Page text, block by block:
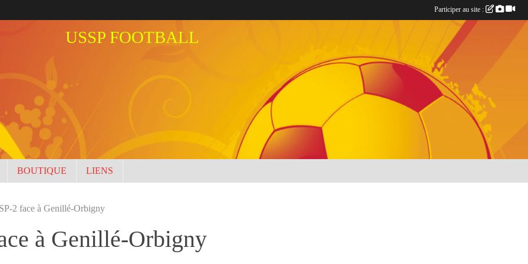
USSP FOOTBALL
BOUTIQUE LIENS
2 face à Genillé-Orbigny
à Genillé-Orbigny
Participer au site :